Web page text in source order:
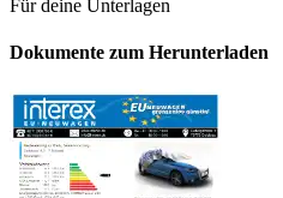
Für deine Unterlagen
Dokumente zum Herunterladen